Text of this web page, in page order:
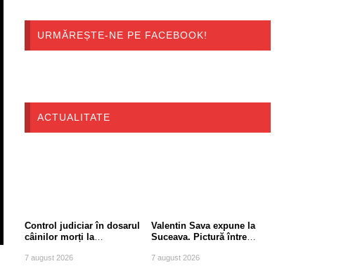
URMĂREȘTE-NE PE FACEBOOK!
ACTUALITATE
Control judiciar în dosarul
câinilor morți la
Suceava
7 august 2026
Valentin Sava expune la
Suceava. Pictură între
7 august 2026